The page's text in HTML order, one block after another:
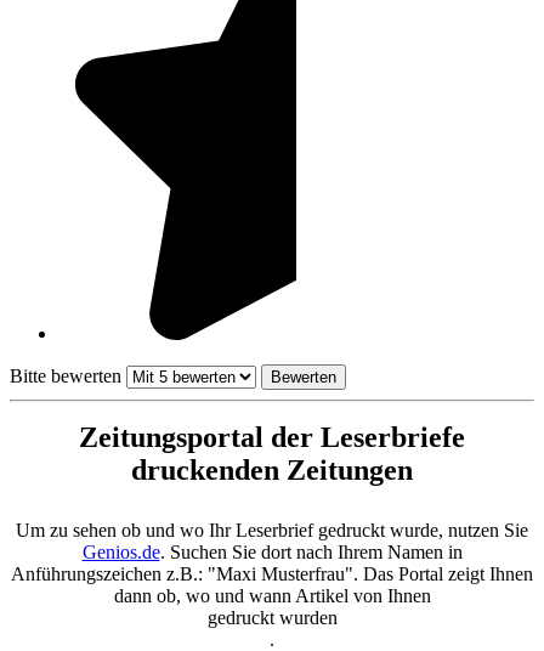
Bitte bewerten
Zeitungsportal der Leserbriefe
druckenden Zeitungen
Um zu sehen ob und wo Ihr Leserbrief gedruckt wurde, nutzen Sie
Genios.de. Suchen Sie dort nach Ihrem Namen in
Anführungszeichen z.B.: "Maxi Musterfrau". Das Portal zeigt Ihnen
dann ob, wo und wann Artikel von Ihnen
gedruckt wurden
.